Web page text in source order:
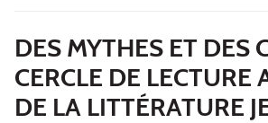
DES MYTHES ET DES
CERCLE DE LECTURE
DE LA LITTÉRATURE